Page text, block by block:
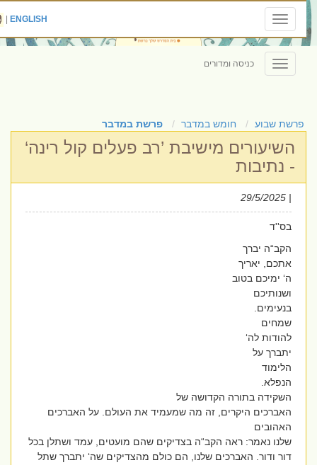
Toggle
navigation
ENGLISH
|
Toggle
navigation
כניסה ומדורים
פרשת שבוע חומש במדבר פרשת במדבר
השיעורים מישיבת ’רב פעלים קול רינה‘
- נתיבות
בס''ד
הקב“ה יברך
אתכם, יאריך
ה‘ ימיכם בטוב
ושנותיכם
בנעימים.
שמחים
להודות לה‘
יתברך על
הלימוד
הנפלא.
השקידה בתורה הקדושה של
האברכים היקרים, זה מה שמעמיד את העולם. על האברכים
האהובים
שלנו נאמר: ראה הקב“ה בצדיקים שהם מועטים, עמד ושתלן בכל
דור ודור. האברכים שלנו, הם כולם מהצדיקים שה‘ יתברך שתל